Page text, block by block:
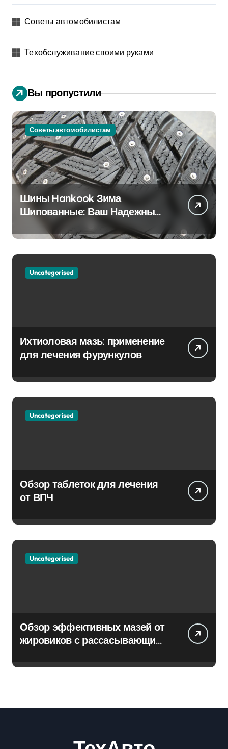
Советы автомобилистам
Техобслуживание своими руками
Вы пропустили
Советы автомобилистам
Шины Hankook Зима
Шипованные: Ваш Надежный
Партнёр на Снежных Дорогах
Uncategorised
Ихтиоловая мазь: применение
для лечения фурункулов
Uncategorised
Обзор таблеток для лечения
от ВПЧ
Uncategorised
Обзор эффективных мазей от
жировиков с рассасывающим